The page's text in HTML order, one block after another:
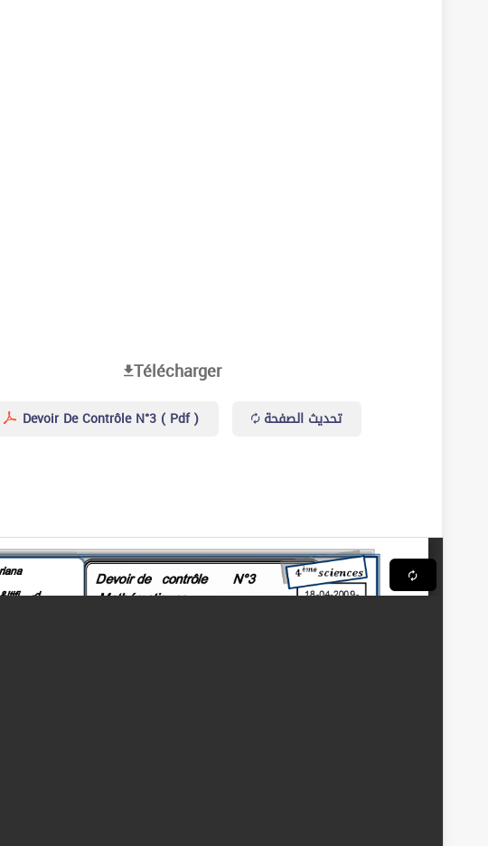
Télécharger
Devoir De Contrôle N°3 ( Pdf ) تحديث الصفحة